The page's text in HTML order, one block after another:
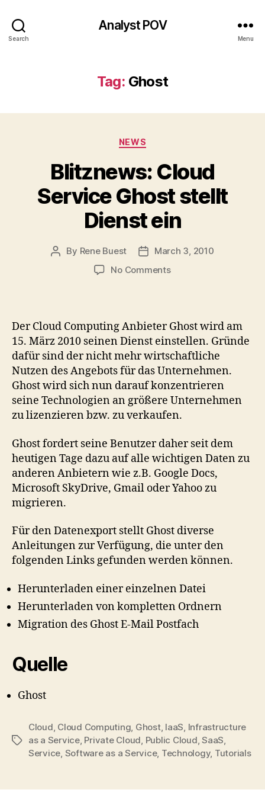
Search
Analyst POV
Menu
Tag: Ghost
Categories
NEWS
Blitznews: Cloud
Service Ghost stellt
Dienst ein
Post
By Rene Buest
PostMarch 3, 2010
No Commentson
Ghost
stellt
Dienst
ein
Der Cloud Computing Anbieter Ghost wird am
15. März 2010 seinen Dienst einstellen. Gründe
dafür sind der nicht mehr wirtschaftliche
Nutzen des Angebots für das Unternehmen.
Ghost wird sich nun darauf konzentrieren
seine Technologien an größere Unternehmen
zu lizenzieren bzw. zu verkaufen.
Ghost fordert seine Benutzer daher seit dem
heutigen Tage dazu auf alle wichtigen Daten zu
anderen Anbietern wie z.B. Google Docs,
Microsoft SkyDrive, Gmail oder Yahoo zu
migrieren.
Für den Datenexport stellt Ghost diverse
Anleitungen zur Verfügung, die unter den
folgenden Links gefunden werden können.
Herunterladen einer einzelnen Datei
Herunterladen von kompletten Ordnern
Migration des Ghost E-Mail Postfach
Quelle
Ghost
Tags
Cloud Cloud Computing Ghost, IaaS Infrastructure
as a Service, Private Cloud Public Cloud ,SaaS
Service Software as a Service, Technology, Tutorials